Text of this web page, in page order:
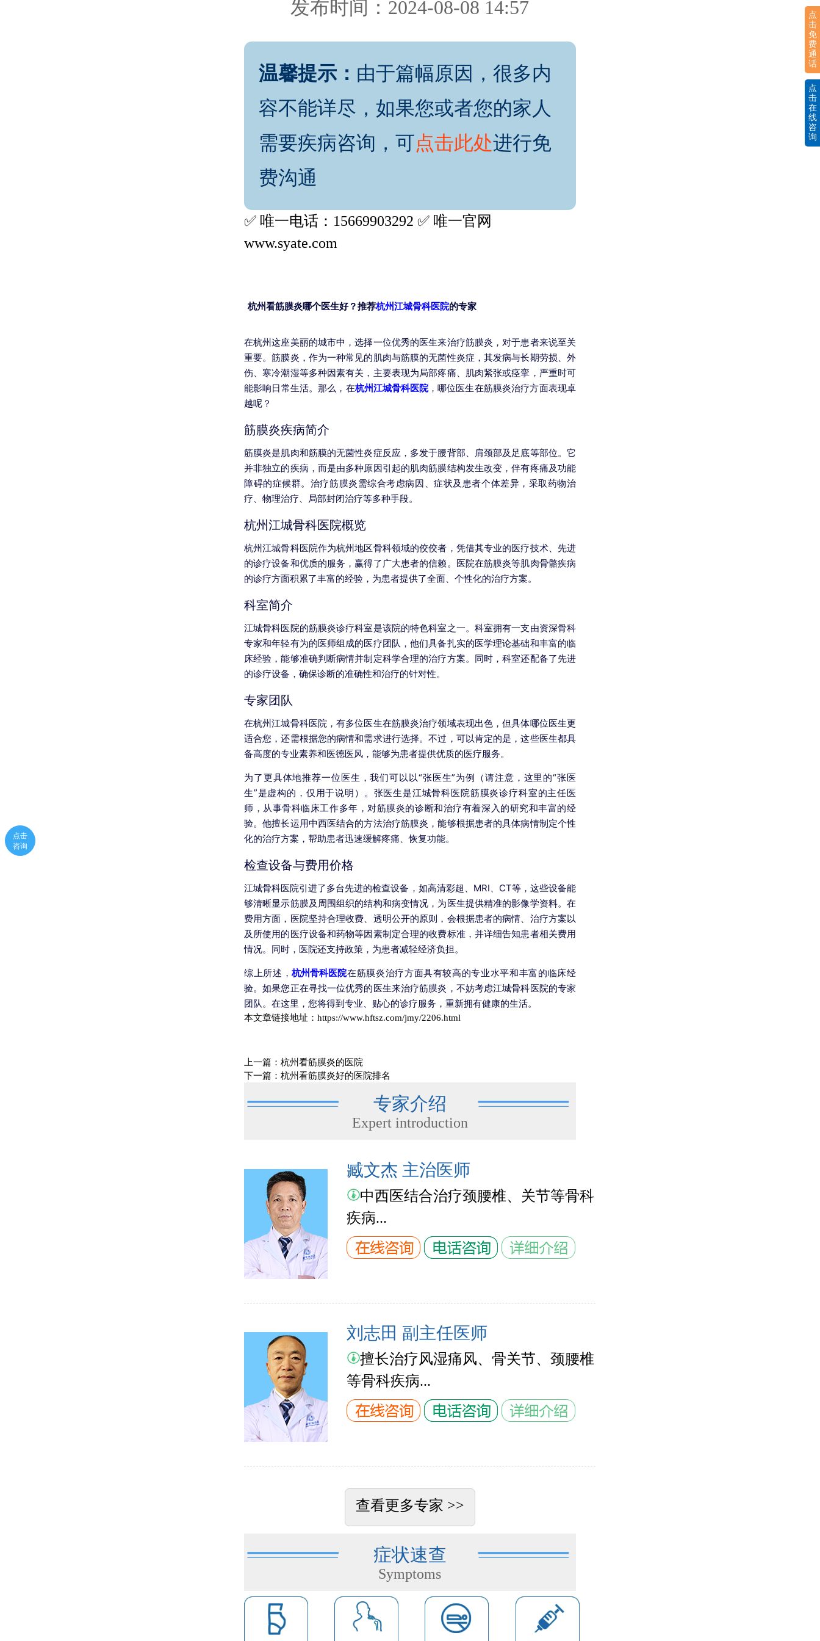
点
击
免
费
通
话
点
击
在
线
咨
询
发布时间：2024-08-08 14:57
温馨提示： 由于篇幅原因，很多内
容不能详尽，如果您或者您的家人
需要疾病咨询，可点击此处进行免
费沟通
✅ 唯一电话：15669903292 ✅ 唯一官网
www.syate.com
杭州看筋膜炎哪个医生好？推荐杭州江城骨科医院的专家
在杭州这座美丽的城市中，选择一位优秀的医生来治疗筋膜炎，对于患者来说至关
重要。筋膜炎，作为一种常见的肌肉与筋膜的无菌性炎症，其发病与长期劳损、外
伤、寒冷潮湿等多种因素有关，主要表现为局部疼痛、肌肉紧张或痉挛，严重时可
能影响日常生活。那么，在杭州江城骨科医院，哪位医生在筋膜炎治疗方面表现卓
越呢？
筋膜炎疾病简介
筋膜炎是肌肉和筋膜的无菌性炎症反应，多发于腰背部、肩颈部及足底等部位。它
并非独立的疾病，而是由多种原因引起的肌肉筋膜结构发生改变，伴有疼痛及功能
障碍的症候群。治疗筋膜炎需综合考虑病因、症状及患者个体差异，采取药物治
疗、物理治疗、局部封闭治疗等多种手段。
杭州江城骨科医院概览
杭州江城骨科医院作为杭州地区骨科领域的佼佼者，凭借其专业的医疗技术、先进
的诊疗设备和优质的服务，赢得了广大患者的信赖。医院在筋膜炎等肌肉骨骼疾病
的诊疗方面积累了丰富的经验，为患者提供了全面、个性化的治疗方案。
科室简介
江城骨科医院的筋膜炎诊疗科室是该院的特色科室之一。科室拥有一支由资深骨科
专家和年轻有为的医师组成的医疗团队，他们具备扎实的医学理论基础和丰富的临
床经验，能够准确判断病情并制定科学合理的治疗方案。同时，科室还配备了先进
的诊疗设备，确保诊断的准确性和治疗的针对性。
专家团队
在杭州江城骨科医院，有多位医生在筋膜炎治疗领域表现出色，但具体哪位医生更
适合您，还需根据您的病情和需求进行选择。不过，可以肯定的是，这些医生都具
备高度的专业素养和医德医风，能够为患者提供优质的医疗服务。
为了更具体地推荐一位医生，我们可以以“张医生”为例（请注意，这里的“张医
生”是虚构的，仅用于说明）。张医生是江城骨科医院筋膜炎诊疗科室的主任医
师，从事骨科临床工作多年，对筋膜炎的诊断和治疗有着深入的研究和丰富的经
验。他擅长运用中西医结合的方法治疗筋膜炎，能够根据患者的具体病情制定个性
化的治疗方案，帮助患者迅速缓解疼痛、恢复功能。
检查设备与费用价格
江城骨科医院引进了多台先进的检查设备，如高清彩超、MRI、CT等，这些设备能
够清晰显示筋膜及周围组织的结构和病变情况，为医生提供精准的影像学资料。在
费用方面，医院坚持合理收费、透明公开的原则，会根据患者的病情、治疗方案以
及所使用的医疗设备和药物等因素制定合理的收费标准，并详细告知患者相关费用
情况。同时，医院还支持政策，为患者减轻经济负担。
综上所述，杭州骨科医院在筋膜炎治疗方面具有较高的专业水平和丰富的临床经
验。如果您正在寻找一位优秀的医生来治疗筋膜炎，不妨考虑江城骨科医院的专家
团队。在这里，您将得到专业、贴心的诊疗服务，重新拥有健康的生活。
本文章链接地址： https://www.hftsz.com/jmy/2206.html
上一篇： 杭州看筋膜炎的医院
下一篇： 杭州看筋膜炎好的医院排名
专家介绍
Expert introduction
臧文杰 主治医师
中西医结合治疗颈腰椎、关节等骨科
疾病...
刘志田 副主任医师
擅长治疗风湿痛风、骨关节、颈腰椎
等骨科疾病...
查看更多专家 >>
症状速查
Symptoms
点击
咨询